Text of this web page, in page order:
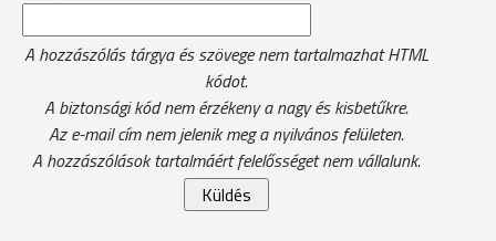
A hozzászólás tárgya és szövege nem tartalmazhat HTML
kódot.
A biztonsági kód nem érzékeny a nagy és kisbetűkre.
Az e-mail cím nem jelenik meg a nyilvános felületen.
A hozzászólások tartalmáért felelősséget nem vállalunk.